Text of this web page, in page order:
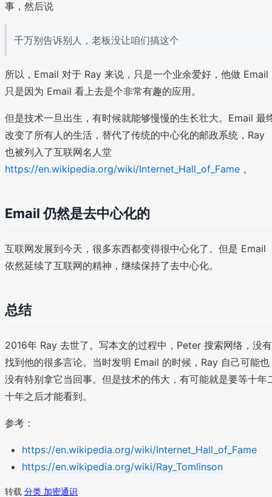
事，然后说
千万别告诉别人，老板没让咱们搞这个
所以，Email 对于 Ray 来说，只是一个业余爱好，他做 Email
只是因为 Email 看上去是个非常有趣的应用。
但是技术一旦出生，有时候就能够慢慢的生长壮大。Email 最
改变了所有人的生活，替代了传统的中心化的邮政系统，Ray
也被列入了互联网名人堂
https://en.wikipedia.org/wiki/Internet_Hall_of_Fame 。
Email 仍然是去中心化的
互联网发展到今天，很多东西都变得很中心化了。但是 Email
依然延续了互联网的精神，继续保持了去中心化。
总结
2016年 Ray 去世了。写本文的过程中，Peter 搜索网络，没有
找到他的很多言论。当时发明 Email 的时候，Ray 自己可能也
没有特别拿它当回事。但是技术的伟大，有可能就是要等十年
十年之后才能看到。
参考：
https://en.wikipedia.org/wiki/Internet_Hall_of_Fame
https://en.wikipedia.org/wiki/Ray_Tomlinson
转载 分类 加密通识